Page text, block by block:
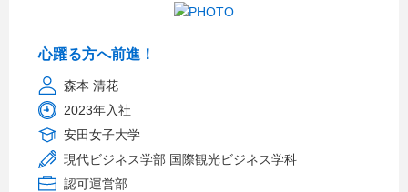
心躍る方へ前進！
森本 清花
2023年入社
安田女子大学
現代ビジネス学部 国際観光ビジネス学科
認可運営部